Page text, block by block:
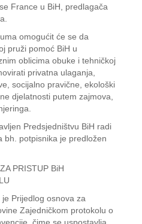
France u BiH, predlagača
omogućit će se da
pruži pomoć BiH u
oblicima obuke i tehničkoj
privatna ulaganja,
socijalno pravične, ekološki
djelatnosti putem zajmova,
Predsjedništvu BiH radi
bh. potpisnika je predložen
PRISTUP BiH
Prijedlog osnova za
Zajedničkom protokolu o